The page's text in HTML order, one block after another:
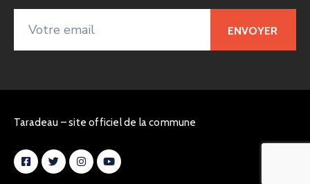
Taradeau – site officiel de la commune